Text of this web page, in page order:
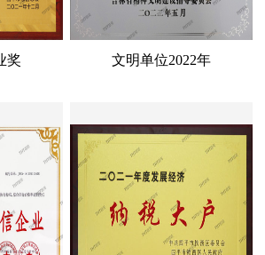
奖 文明单位2022年